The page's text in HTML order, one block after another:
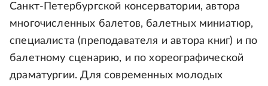
Санкт-Петербургской консерватории, автора
многочисленных балетов, балетных миниатюр,
специалиста (преподавателя и автора книг) и по
балетному сценарию, и по хореографической
драматургии. Для современных молодых